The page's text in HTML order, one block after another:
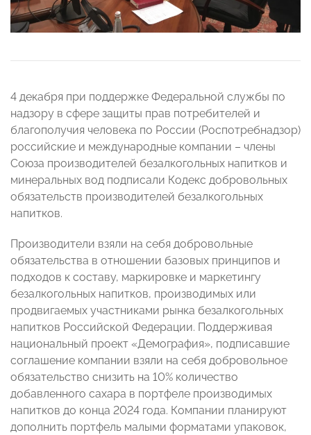
4 декабря при поддержке Федеральной службы по
надзору в сфере защиты прав потребителей и
благополучия человека по России (Роспотребнадзор)
российские и международные компании – члены
Союза производителей безалкогольных напитков и
минеральных вод подписали Кодекс добровольных
обязательств производителей безалкогольных
напитков.
Производители взяли на себя добровольные
обязательства в отношении базовых принципов и
подходов к составу, маркировке и маркетингу
безалкогольных напитков, производимых или
продвигаемых участниками рынка безалкогольных
напитков Российской Федерации. Поддерживая
национальный проект «Демография», подписавшие
соглашение компании взяли на себя добровольное
обязательство снизить на 10% количество
добавленного сахара в портфеле производимых
напитков до конца 2024 года. Компании планируют
дополнить портфель малыми форматами упаковок,